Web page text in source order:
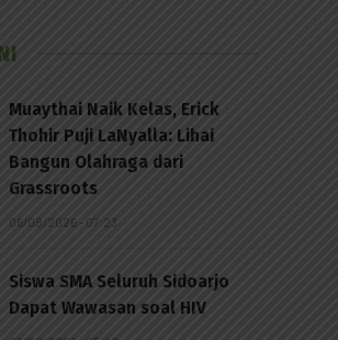
Muaythai Naik Kelas, Erick
Thohir Puji LaNyalla: Lihai
Bangun Olahraga dari
Grassroots
06/08/2026 - 07:23
Siswa SMA Seluruh Sidoarjo
Dapat Wawasan soal HIV